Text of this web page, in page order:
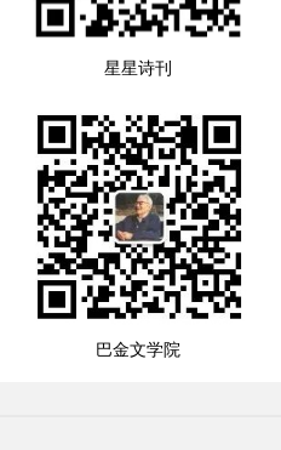
星星诗刊
巴金文学院